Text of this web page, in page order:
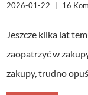
2026-01-22 16
Jeszcze kilka lat
zaopatrzyć w
zakupy, trudno